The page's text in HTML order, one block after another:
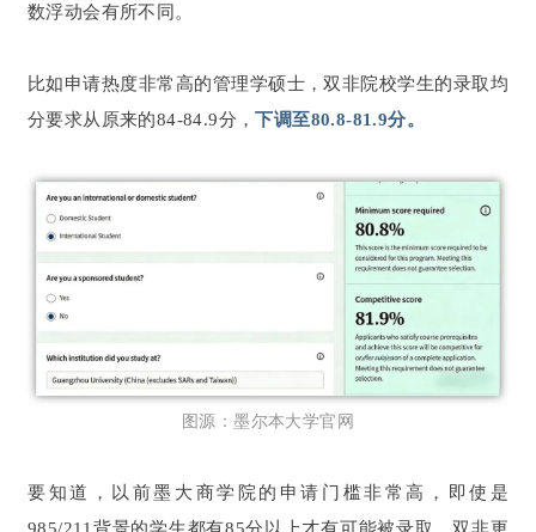
数浮动会有所不同。
比如申请热度非常高的管理学硕士，双非院校学生的录取均
分要求从原来的84-84.9分，下调至80.8-81.9分。
图源：墨尔本大学官网
要知道，以前墨大商学院的申请门槛非常高，即使是